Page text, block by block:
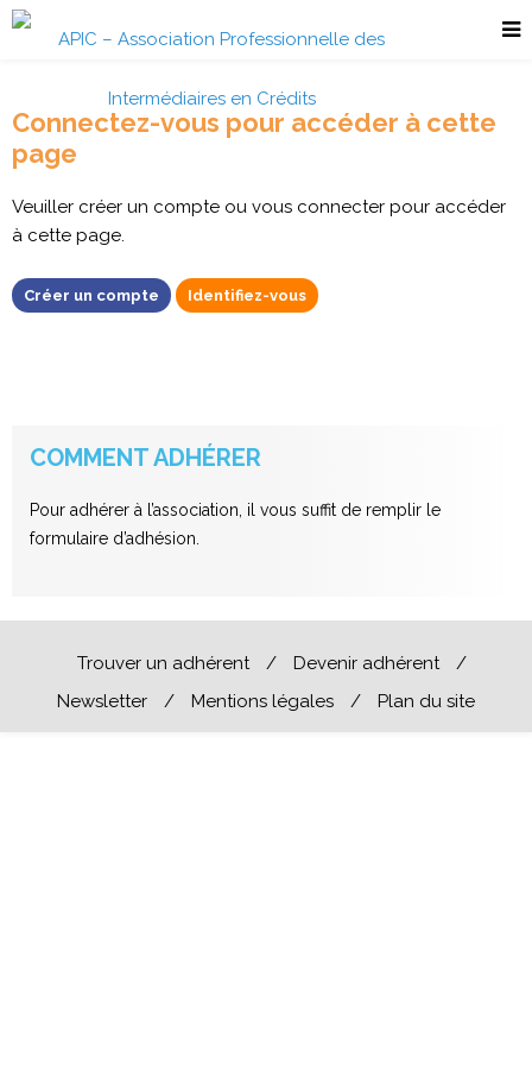
Connectez-vous pour accéder à cette
page
Veuiller créer un compte ou vous connecter pour accéder
à cette page.
Créer un compte Identifiez-vous
COMMENT ADHÉRER
Pour adhérer à l’association, il vous suffit de remplir le
formulaire d’adhésion.
Trouver un adhérent / Devenir adhérent
/
Newsletter
/ Mentions légales / Plan du site